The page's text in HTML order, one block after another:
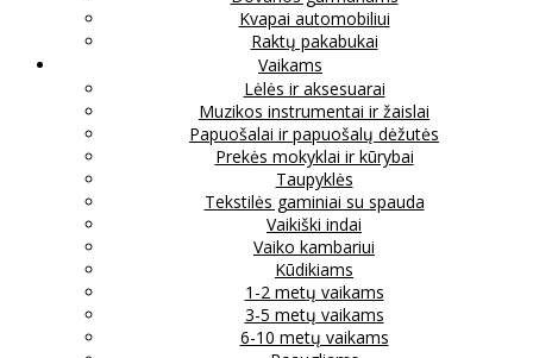
Kvapai automobiliui
Raktų pakabukai
Vaikams
Lėlės ir aksesuarai
Muzikos instrumentai ir žaislai
Papuošalai ir papuošalų dėžutės
Prekės mokyklai ir kūrybai
Taupyklės
Tekstilės gaminiai su spauda
Vaikiški indai
Vaiko kambariui
Kūdikiams
1-2 metų vaikams
3-5 metų vaikams
6-10 metų vaikams